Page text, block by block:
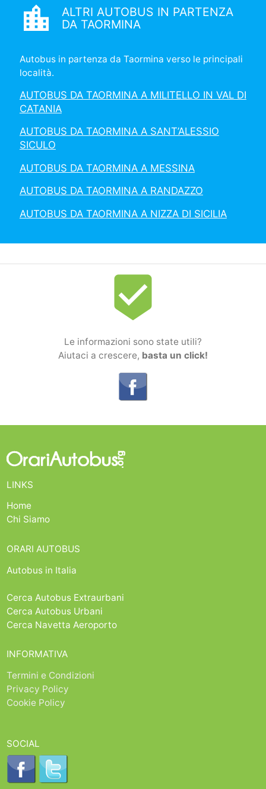
location_city
ALTRI AUTOBUS IN PARTENZA
DA TAORMINA
Autobus in partenza da Taormina verso le principali
località.
AUTOBUS DA TAORMINA A MILITELLO IN VAL DI
CATANIA
AUTOBUS DA TAORMINA A SANT’ALESSIO
SICULO
AUTOBUS DA TAORMINA A MESSINA
AUTOBUS DA TAORMINA A RANDAZZO
AUTOBUS DA TAORMINA A NIZZA DI SICILIA
beenhere
Le informazioni sono state utili?
Aiutaci a crescere, basta un click!
LINKS
Home
Chi Siamo
ORARI AUTOBUS
Autobus in Italia
Cerca Autobus Extraurbani
Cerca Autobus Urbani
Cerca Navetta Aeroporto
INFORMATIVA
Termini e Condizioni
Privacy Policy
Cookie Policy
SOCIAL